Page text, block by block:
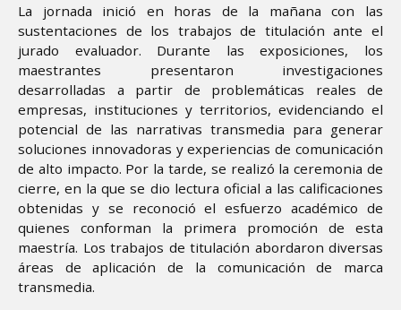
La jornada inició en horas de la mañana con las
sustentaciones de los trabajos de titulación ante el
jurado evaluador. Durante las exposiciones, los
maestrantes presentaron investigaciones
desarrolladas a partir de problemáticas reales de
empresas, instituciones y territorios, evidenciando el
potencial de las narrativas transmedia para generar
soluciones innovadoras y experiencias de comunicación
de alto impacto. Por la tarde, se realizó la ceremonia de
cierre, en la que se dio lectura oficial a las calificaciones
obtenidas y se reconoció el esfuerzo académico de
quienes conforman la primera promoción de esta
maestría. Los trabajos de titulación abordaron diversas
áreas de aplicación de la comunicación de marca
transmedia.